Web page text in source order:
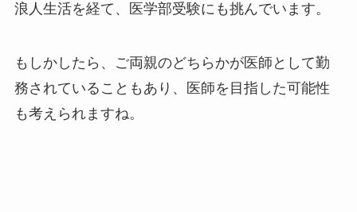
浪人生活を経て、医学部受験にも挑んでいます。
もしかしたら、ご両親のどちらかが医師として勤
務されていることもあり、医師を目指した可能性
も考えられますね。